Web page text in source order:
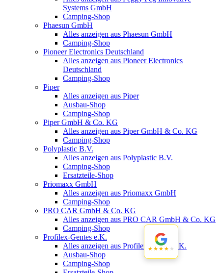
Systems GmbH
Camping-Shop
Phaesun GmbH
Alles anzeigen aus Phaesun GmbH
Camping-Shop
Pioneer Electronics Deutschland
Alles anzeigen aus Pioneer Electronics
Deutschland
Camping-Shop
Piper
Alles anzeigen aus Piper
Ausbau-Shop
Camping-Shop
Piper GmbH & Co. KG
Alles anzeigen aus Piper GmbH & Co. KG
Camping-Shop
Polyplastic B.V.
Alles anzeigen aus Polyplastic B.V.
Camping-Shop
Ersatzteile-Shop
Priomaxx GmbH
Alles anzeigen aus Priomaxx GmbH
Camping-Shop
PRO CAR GmbH & Co. KG
Alles anzeigen aus PRO CAR GmbH & Co. KG
Camping-Shop
Profilex-Gentes e.K.
Alles anzeigen aus Profilex-Gentes e.K.
Ausbau-Shop
Camping-Shop
★★★★★
★★★★★